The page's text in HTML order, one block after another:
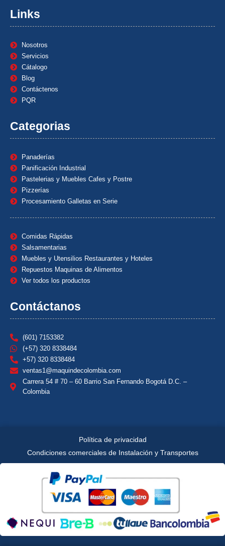
Links
Nosotros
Servicios
Cátalogo
Blog
Contáctenos
PQR
Categorias
Panaderías
Panificación Industrial
Pastelerias y Muebles Cafes y Postre
Pizzerías
Procesamiento Galletas en Serie
Comidas Rápidas
Salsamentarias
Muebles y Utensilios Restaurantes y Hoteles
Repuestos Maquinas de Alimentos
Ver todos los productos
Contáctanos
(601) 7153382
(+57) 320 8338484
+57) 320 8338484
ventas1@maquindecolombia.com
Carrera 54 # 70 – 60 Barrio San Fernando Bogotá D.C. –
Colombia
Política de privacidad
Condiciones comerciales de Instalación y Transportes